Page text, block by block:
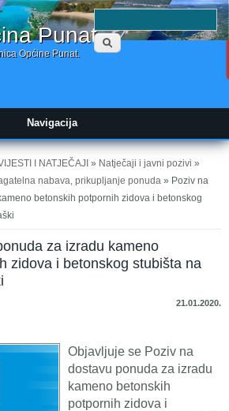
Punat
Općine Punat.
pretraživanja
Navigacija
I NATJEČAJI » Natječaji i javni pozivi »
nabava, prikupljanje ponuda » Poziv na
betonskih potpornih zidova i betonskog
za izradu kameno
zidova i betonskog stubišta na
21.01.2020.
Objavljuje se Poziv na
dostavu ponuda za izradu
kameno betonskih
potpornih zidova i